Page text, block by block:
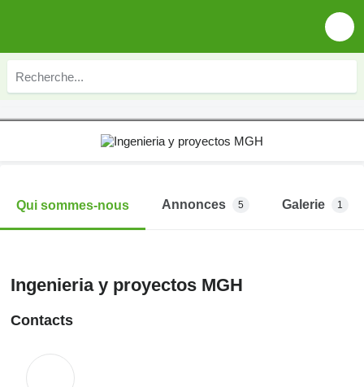
Qui sommes-nous Annonces 5 Galerie 1
Ingenieria y proyectos MGH
Contacts